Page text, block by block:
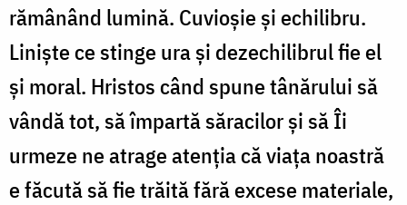
rămânând lumină. Cuvioșie și echilibru.
Liniște ce stinge ura și dezechilibrul fie el
și moral. Hristos când spune tânărului să
vândă tot, să împartă săracilor și să Îi
urmeze ne atrage atenția că viața noastră
e făcută să fie trăită fără excese materiale,